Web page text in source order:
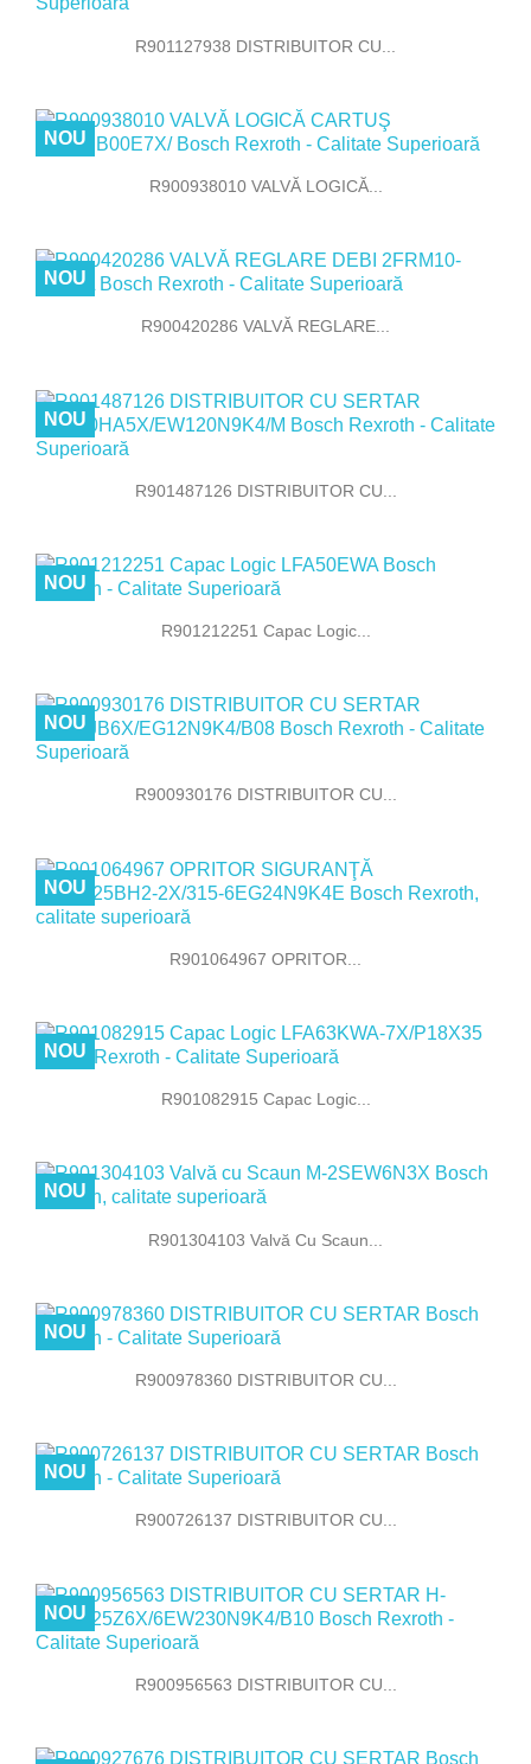
R901127938 DISTRIBUITOR CU...
R900938010 VALVĂ LOGICĂ...
NOU
R900420286 VALVĂ REGLARE...
NOU
R901487126 DISTRIBUITOR CU...
NOU
R901212251 Capac Logic...
NOU
R900930176 DISTRIBUITOR CU...
NOU
R901064967 OPRITOR...
NOU
R901082915 Capac Logic...
NOU
R901304103 Valvă Cu Scaun...
NOU
R900978360 DISTRIBUITOR CU...
NOU
R900726137 DISTRIBUITOR CU...
NOU
R900956563 DISTRIBUITOR CU...
NOU